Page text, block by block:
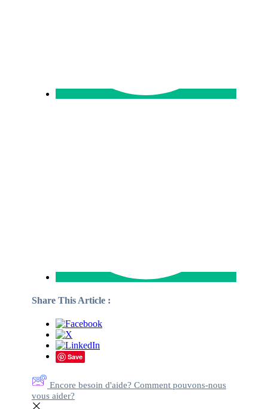
Share This Article :
Save
Encore besoin d'aide? Comment pouvons-nous
vous aider?